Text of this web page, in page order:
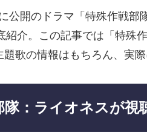
公開のドラマ「特殊作戦
紹介。この記事では「特殊
歌の情報はもちろん、実
隊：ライオネスが視